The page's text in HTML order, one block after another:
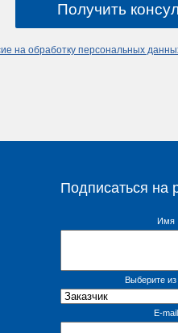
на обработку персональных
Подписаться на
Имя
Выберите из
E-mail